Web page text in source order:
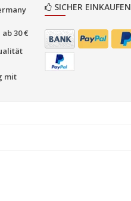
30 €
mit
SICHER EINKAUFEN